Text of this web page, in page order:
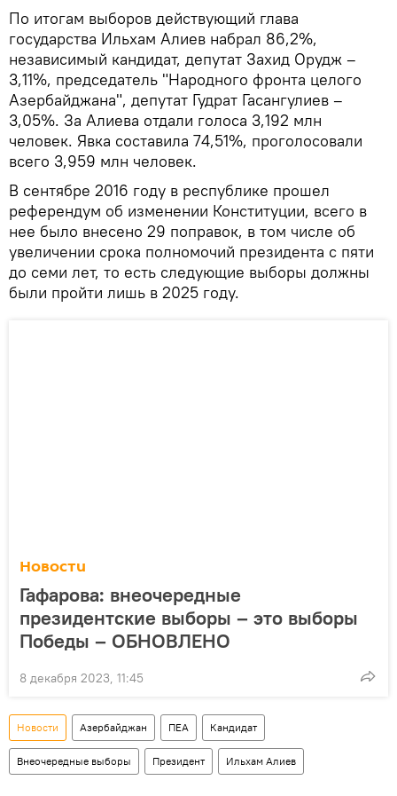
По итогам выборов действующий глава
государства Ильхам Алиев набрал 86,2%,
независимый кандидат, депутат Захид Орудж –
3,11%, председатель "Народного фронта целого
Азербайджана", депутат Гудрат Гасангулиев –
3,05%. За Алиева отдали голоса 3,192 млн
человек. Явка составила 74,51%, проголосовали
всего 3,959 млн человек.
В сентябре 2016 году в республике прошел
референдум об изменении Конституции, всего в
нее было внесено 29 поправок, в том числе об
увеличении срока полномочий президента с пяти
до семи лет, то есть следующие выборы должны
были пройти лишь в 2025 году.
Новости
Гафарова: внеочередные
президентские выборы – это выборы
Победы – ОБНОВЛЕНО
8 декабря 2023, 11:45
Новости Азербайджан ПЕА Кандидат
Внеочередные выборы Президент Ильхам Алиев